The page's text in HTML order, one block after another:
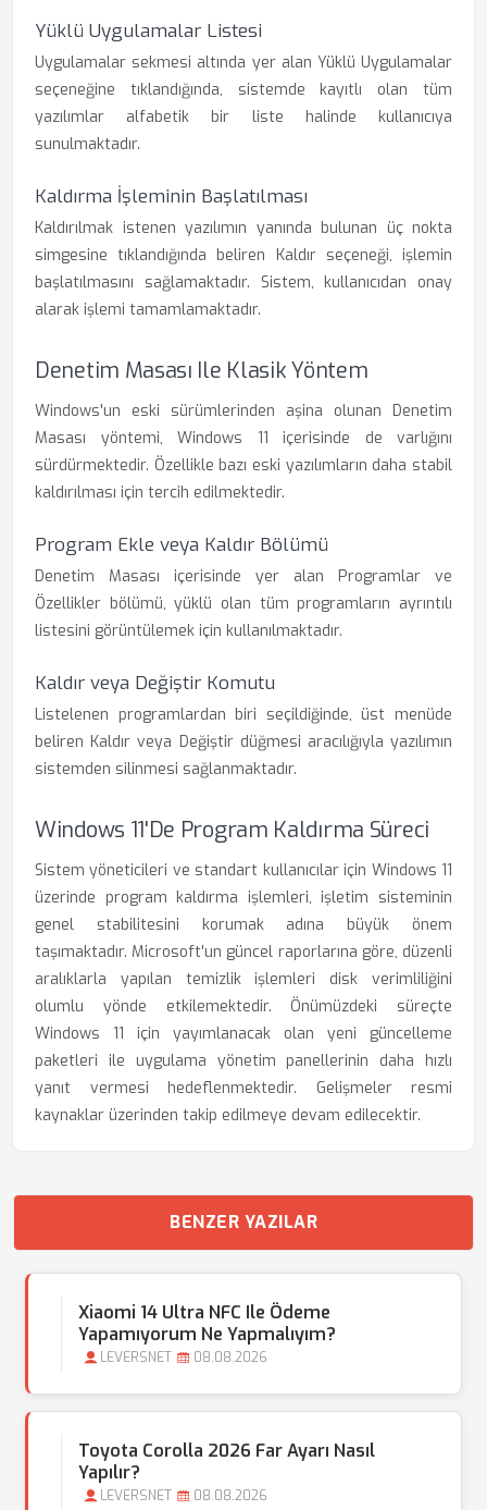
Yüklü Uygulamalar Listesi
Uygulamalar sekmesi altında yer alan Yüklü Uygulamalar
seçeneğine tıklandığında, sistemde kayıtlı olan tüm
yazılımlar alfabetik bir liste halinde kullanıcıya
sunulmaktadır.
Kaldırma İşleminin Başlatılması
Kaldırılmak istenen yazılımın yanında bulunan üç nokta
simgesine tıklandığında beliren Kaldır seçeneği, işlemin
başlatılmasını sağlamaktadır. Sistem, kullanıcıdan onay
alarak işlemi tamamlamaktadır.
Denetim Masası Ile Klasik Yöntem
Windows'un eski sürümlerinden aşina olunan Denetim
Masası yöntemi, Windows 11 içerisinde de varlığını
sürdürmektedir. Özellikle bazı eski yazılımların daha stabil
kaldırılması için tercih edilmektedir.
Program Ekle veya Kaldır Bölümü
Denetim Masası içerisinde yer alan Programlar ve
Özellikler bölümü, yüklü olan tüm programların ayrıntılı
listesini görüntülemek için kullanılmaktadır.
Kaldır veya Değiştir Komutu
Listelenen programlardan biri seçildiğinde, üst menüde
beliren Kaldır veya Değiştir düğmesi aracılığıyla yazılımın
sistemden silinmesi sağlanmaktadır.
Windows 11'de Program Kaldırma Süreci
Sistem yöneticileri ve standart kullanıcılar için Windows 11
üzerinde program kaldırma işlemleri, işletim sisteminin
genel stabilitesini korumak adına büyük önem
taşımaktadır. Microsoft'un güncel raporlarına göre, düzenli
aralıklarla yapılan temizlik işlemleri disk verimliliğini
olumlu yönde etkilemektedir. Önümüzdeki süreçte
Windows 11 için yayımlanacak olan yeni güncelleme
paketleri ile uygulama yönetim panellerinin daha hızlı
yanıt vermesi hedeflenmektedir. Gelişmeler resmi
kaynaklar üzerinden takip edilmeye devam edilecektir.
BENZER YAZILAR
Xiaomi 14 Ultra NFC Ile Ödeme
Yapamıyorum Ne Yapmalıyım?
LEVERSNET 08.08.2026
Toyota Corolla 2026 Far Ayarı Nasıl
Yapılır?
LEVERSNET 08.08.2026